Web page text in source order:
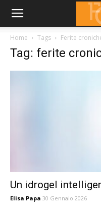
Home Tags Ferite
Tag: ferite
Un idrogel
Elisa Papa 30 Gennaio 2026